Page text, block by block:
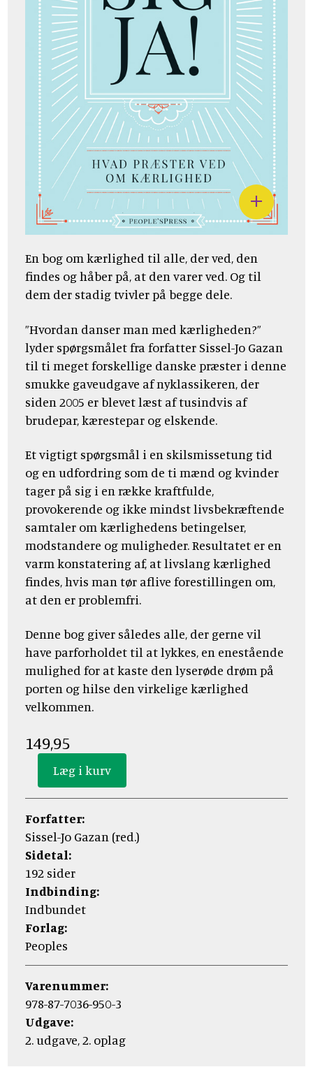
En bog om kærlighed til alle, der ved, den
findes og håber på, at den varer ved. Og til
dem der stadig tvivler på begge dele.
”Hvordan danser man med kærligheden?”
lyder spørgsmålet fra forfatter Sissel-Jo Gazan
til ti meget forskellige danske præster i denne
smukke gaveudgave af nyklassikeren, der
siden 2005 er blevet læst af tusindvis af
brudepar, kærestepar og elskende.
Et vigtigt spørgsmål i en skilsmissetung tid
og en udfordring som de ti mænd og kvinder
tager på sig i en række kraftfulde,
provokerende og ikke mindst livsbekræftende
samtaler om kærlighedens betingelser,
modstandere og muligheder. Resultatet er en
varm konstatering af, at livslang kærlighed
findes, hvis man tør aflive forestillingen om,
at den er problemfri.
Denne bog giver således alle, der gerne vil
have parforholdet til at lykkes, en enestående
mulighed for at kaste den lyserøde drøm på
porten og hilse den virkelige kærlighed
velkommen.
149,95
Forfatter:
Sissel-Jo Gazan (red.)
Sidetal:
192 sider
Indbinding:
Indbundet
Forlag:
Peoples
Varenummer:
978-87-7036-950-3
Udgave:
2. udgave, 2. oplag